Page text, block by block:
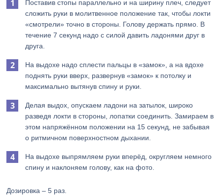
Поставив стопы параллельно и на ширину плеч, следует
сложить руки в молитвенное положение так, чтобы локти
«смотрели» точно в стороны. Голову держать прямо. В
течение 7 секунд надо с силой давить ладонями друг в
друга.
На выдохе надо сплести пальцы в «замок», а на вдохе
поднять руки вверх, развернув «замок» к потолку и
максимально вытянув спину и руки.
Делая выдох, опускаем ладони на затылок, широко
разведя локти в стороны, лопатки соединить. Замираем в
этом напряжённом положении на 15 секунд, не забывая
о ритмичном поверхностном дыхании.
На выдохе выпрямляем руки вперёд, округляем немного
спину и наклоняем голову, как на фото.
Дозировка – 5 раз.